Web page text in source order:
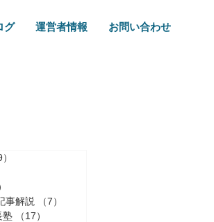
グ 運営者情報 お問い合わせ
事解説
（7）
塾
（17）